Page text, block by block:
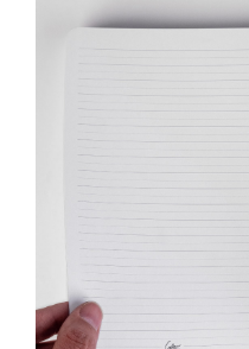
ورود اعضا
سبد خرید